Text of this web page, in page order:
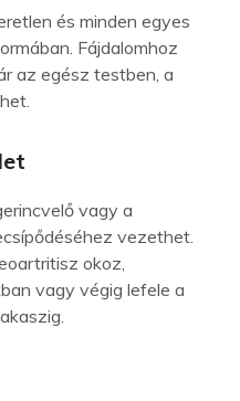
és minden egyes
Fájdalomhoz
az egész testben, a
vagy a
vezethet.
okoz,
vagy végig lefele a